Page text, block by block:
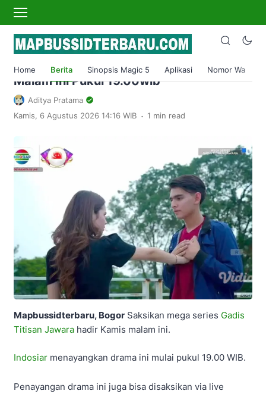
Home Berita Sinopsis Magic 5 Aplikasi Nomor Wa
Home›Berita
Saksikan Mega Series Gadis Titisan
Jawara, Episode Jumat 11 Agustus 2023
Malam Ini Pukul 19.00wib
Aditya Pratama
Kamis, 6 Agustus 2026 14:16 WIB . 1 min read
Mapbussidterbaru, Bogor Saksikan mega series Gadis
Titisan Jawara hadir Kamis malam ini.
Indosiar menayangkan drama ini mulai pukul 19.00 WIB.
Penayangan drama ini juga bisa disaksikan via live